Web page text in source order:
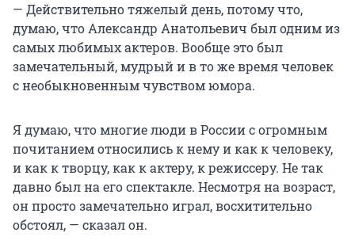
— Действительно тяжелый день, потому что,
думаю, что Александр Анатольевич был одним из
самых любимых актеров. Вообще это был
замечательный, мудрый и в то же время человек
с необыкновенным чувством юмора.
Я думаю, что многие люди в России с огромным
почитанием относились к нему и как к человеку,
и как к творцу, как к актеру, к режиссеру. Не так
давно был на его спектакле. Несмотря на возраст,
он просто замечательно играл, восхитительно
обстоял, — сказал он.